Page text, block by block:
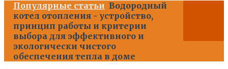
Популярные статьи Водородный
котел отопления - устройство,
принцип работы и критерии
выбора для эффективного и
экологически чистого
обеспечения тепла в доме